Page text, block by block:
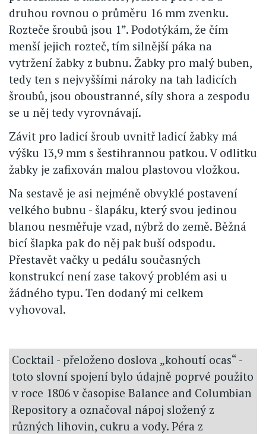
druhou rovnou o průměru 16 mm zvenku.
Rozteče šroubů jsou 1”. Podotýkám, že čím
menší jejich rozteč, tím silnější páka na
vytržení žabky z bubnu. Žabky pro malý buben,
tedy ten s nejvyššími nároky na tah ladicích
šroubů, jsou oboustranné, síly shora a zespodu
se u něj tedy vyrovnávají.
Závit pro ladicí šroub uvnitř ladicí žabky má
výšku 13,9 mm s šestihrannou patkou. V odlitku
žabky je zafixován malou plastovou vložkou.
Na sestavě je asi nejméně obvyklé postavení
velkého bubnu - šlapáku, který svou jedinou
blanou nesměřuje vzad, nýbrž do země. Běžná
bicí šlapka pak do něj pak buší odspodu.
Přestavět vačky u pedálu současných
konstrukcí není zase takový problém asi u
žádného typu. Ten dodaný mi celkem
vyhovoval.
Cocktail - přeloženo doslova „kohoutí ocas“ -
toto slovní spojení bylo údajně poprvé použito
v roce 1806 v časopise Balance and Columbian
Repository a označoval nápoj složený z
různých lihovin, cukru a vody. Péra z